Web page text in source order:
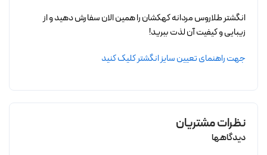
انگشتر طلاروس مردانه کهکشان را همین الان سفارش دهید و از
زیبایی و کیفیت آن لذت ببرید!
جهت راهنمای تعیین سایز انگشتر کلیک کنید
نظرات مشتریان
دیدگاهها